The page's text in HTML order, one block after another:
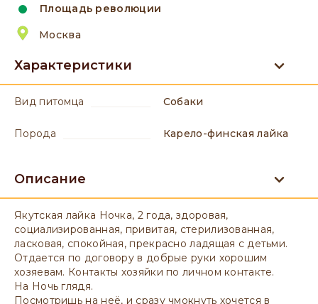
Площадь революции
Москва
Характеристики
вид питомца Собаки
порода Карело-финская лайка
Описание
Якутская лайка Ночка, 2 года, здоровая,
социализированная, привитая, стерилизованная,
ласковая, спокойная, прекрасно ладящая с детьми.
Отдается по договору в добрые руки хорошим
хозяевам. Контакты хозяйки по личном контакте.
На Ночь глядя.
Посмотришь на неё, и сразу чмокнуть хочется в